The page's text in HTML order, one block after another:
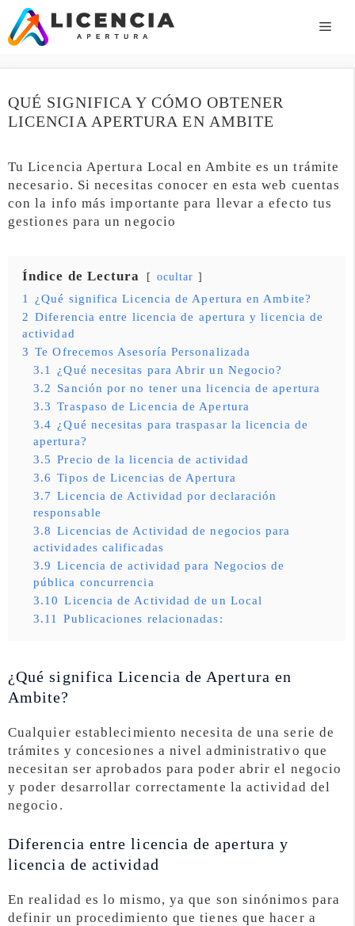
Saltar
contenido
QUÉ SIGNIFICA Y CÓMO OBTENER
LICENCIA APERTURA EN AMBITE
Tu Licencia Apertura Local en Ambite es un trámite
necesario. Si necesitas conocer en esta web cuentas
con la info más importante para llevar a efecto tus
gestiones para un negocio
Índice de Lectura ocultar
1
¿Qué significa Licencia de Apertura en Ambite?
2 Diferencia entre licencia de apertura y licencia de
actividad
3 Te Ofrecemos Asesoría Personalizada
3.1
¿Qué necesitas para Abrir un Negocio?
3.2 Sanción por no tener una licencia de apertura
3.3 Traspaso de Licencia de Apertura
3.4 ¿Qué necesitas para traspasar la licencia de
apertura?
3.5 Precio de la licencia de actividad
3.6 Tipos de Licencias de Apertura
3.7 Licencia de Actividad por declaración
responsable
3.8 Licencias de Actividad de negocios para
actividades calificadas
3.9 Licencia de actividad para Negocios de
pública concurrencia
3.10 Licencia de Actividad de un Local
3.11
Publicaciones relacionadas:
¿Qué significa Licencia de Apertura en
Ambite?
Cualquier establecimiento necesita de una serie de
trámites y concesiones a nivel administrativo que
necesitan ser aprobados para poder abrir el negocio
y poder desarrollar correctamente la actividad del
negocio.
Diferencia entre licencia de apertura y
licencia de actividad
En realidad es lo mismo, ya que son sinónimos para
definir un procedimiento que tienes que hacer a